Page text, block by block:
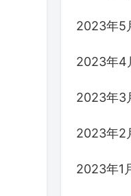
2023年5
2023年4
2023年3
2023年2
2023年1